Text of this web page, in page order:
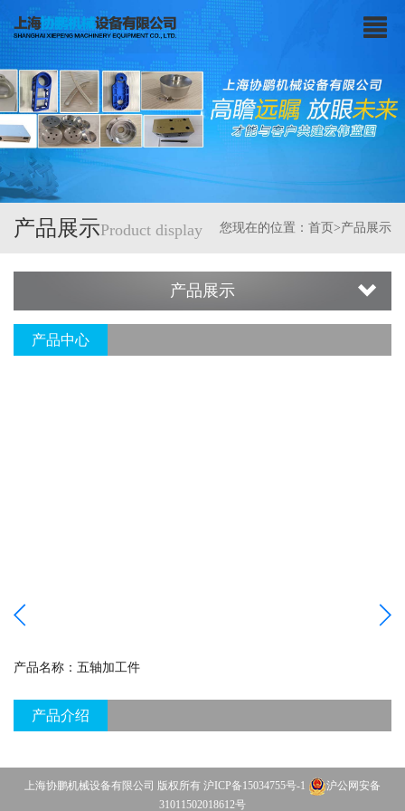
产品展示Product display 您现在的位置： 首页 >产品展示
产品展示
产品中心
产品名称： 五轴加工件
产品介绍
上海协鹏机械设备有限公司 版权所有 沪ICP备15034755号-1
沪公网安备
31011502018612号